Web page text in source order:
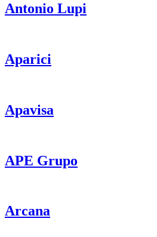
Antonio Lupi
Aparici
Apavisa
APE Grupo
Arcana